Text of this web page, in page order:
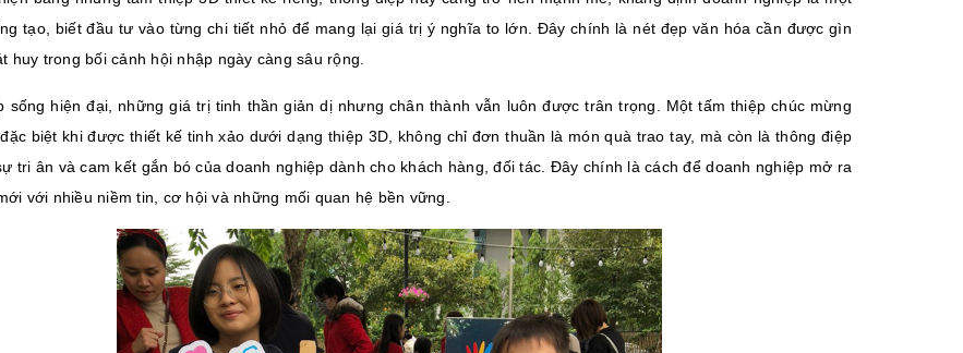
tạo, biết đầu tư vào từng chi tiết nhỏ để mang lại giá trị ý nghĩa to lớn. Đây chính là nét đẹp văn hóa cần được gìn
huy trong bối cảnh hội nhập ngày càng sâu rộng.
sống hiện đại, những giá trị tinh thần giản dị nhưng chân thành vẫn luôn được trân trọng. Một tấm thiệp chúc mừng
biệt khi được thiết kế tinh xảo dưới dạng thiệp 3D, không chỉ đơn thuần là món quà trao tay, mà còn là thông điệp
tri ân và cam kết gắn bó của doanh nghiệp dành cho khách hàng, đối tác. Đây chính là cách để doanh nghiệp mở ra
với nhiều niềm tin, cơ hội và những mối quan hệ bền vững.